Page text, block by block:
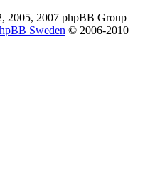
2005, 2007 phpBB Group
Sweden © 2006-2010